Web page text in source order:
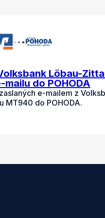
Löbau-
do POHODA
e-mailem z
MT940 do POHODA.